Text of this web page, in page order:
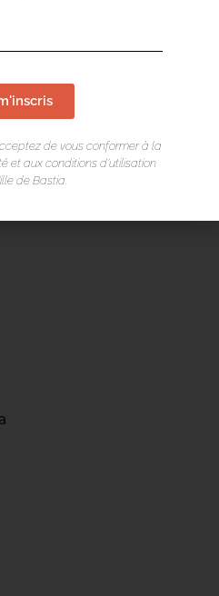
de vous conformer à la
et aux conditions d’utilisation
de Bastia.